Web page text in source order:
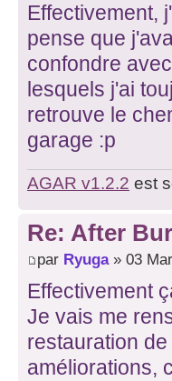
Effectivement,
pense que
confondre
lesquels j'ai
retrouve le
garage :p
AGAR v1.2.2 est
Re: After
par Ryuga» 03
Effectivement
Je vais me
restauration
améliorations,